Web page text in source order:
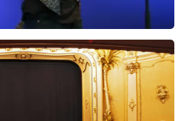
Wij hebben uw review
op reageren. Het klopt dat
zijn dan bij het originele
van dynamic pricing op basis
ook normaal is in de
maakt hier gebruik
Wij communiceren het
zijn erg duidelijk op de